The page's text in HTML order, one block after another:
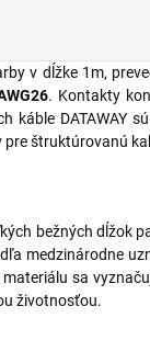
v dĺžke 1m,
. Kontakty
káble DATAWAY
štruktúrovanú
bežných dĺžok
medzinárodne
sa
životnosťou.